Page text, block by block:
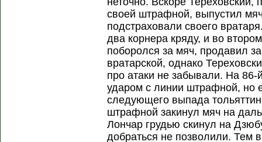
своей штрафной, выпустил
подстраховали своего
два корнера кряду, и во
поборолся за мяч, продавил
вратарской, однако
про атаки не забывали. На
ударом с линии штрафной, но
следующего выпада
штрафной закинул мяч на
Лончар грудью скинул на
добраться не позволили. Тем